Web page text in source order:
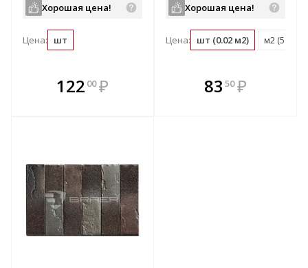
Хорошая цена!
Цена: шт
122 00 ₽
В комплекте
всегда выгоднее!
Хорошая цена!
Цена: шт (0.02 м2) м2 (51 шт)
В комплекте
всегда выгоднее!
83 50 ₽